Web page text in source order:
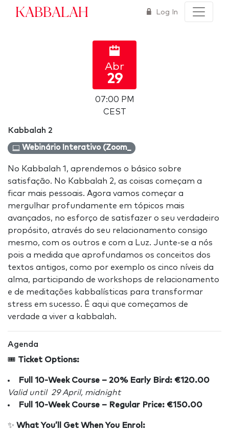
Kabbalah Log In
Abr
29
07:00 PM
CEST
Kabbalah 2
Webinário Interativo (Zoom_
No Kabbalah 1, aprendemos o básico sobre
satisfação. No Kabbalah 2, as coisas começam a
ficar mais pessoais. Agora vamos começar a
mergulhar profundamente em tópicos mais
avançados, no esforço de satisfazer o seu verdadeiro
propósito, através do seu relacionamento consigo
mesmo, com os outros e com a Luz. Junte-se a nós
pois a medida que aprofundamos os conceitos dos
textos antigos, como por exemplo os cinco níveis da
alma, participando de workshops de relacionamento
e de meditações kabbalísticas para transformar
stress em sucesso. É aqui que começamos de
verdade a viver a kabbalah.
Agenda
🎟️ Ticket Options:
Full 10-Week Course – 20% Early Bird: €120.00
Valid until 29 April, midnight
Full 10-Week Course – Regular Price: €150.00
✨ What You’ll Get When You Enrol: